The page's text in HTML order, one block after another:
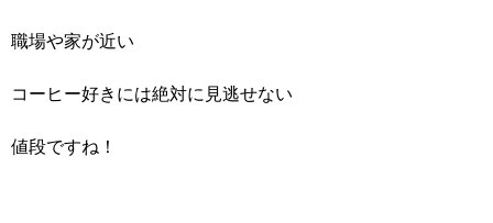
職場や家が近い
コーヒー好きには絶対に見逃せない
値段ですね！